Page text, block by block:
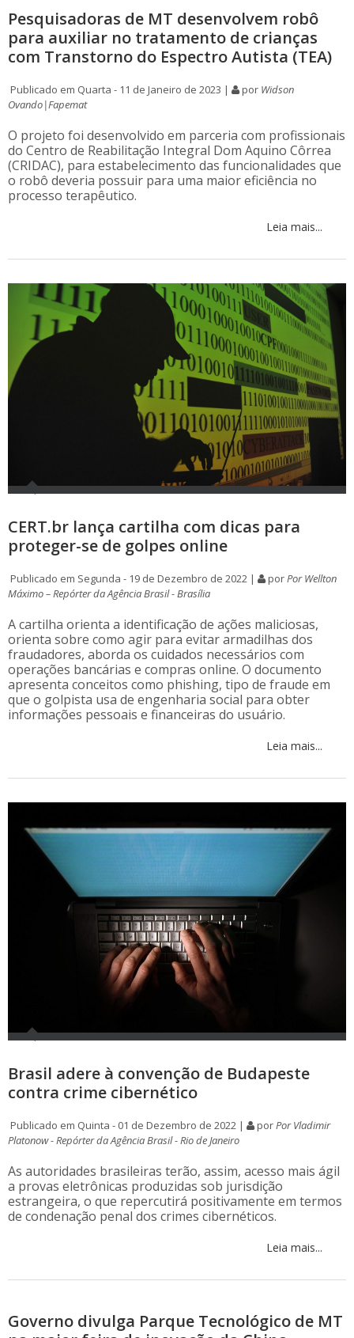
Pesquisadoras de MT desenvolvem robô
para auxiliar no tratamento de crianças
com Transtorno do Espectro Autista (TEA)
Publicado em Quarta - 11 de Janeiro de 2023 | por Widson
Ovando|Fapemat
O projeto foi desenvolvido em parceria com profissionais
do Centro de Reabilitação Integral Dom Aquino Côrrea
(CRIDAC), para estabelecimento das funcionalidades que
o robô deveria possuir para uma maior eficiência no
processo terapêutico.
Leia mais...
CERT.br lança cartilha com dicas para
proteger-se de golpes online
Publicado em Segunda - 19 de Dezembro de 2022 | porPor Wellton
Máximo – Repórter da Agência Brasil - Brasília
A cartilha orienta a identificação de ações maliciosas,
orienta sobre como agir para evitar armadilhas dos
fraudadores, aborda os cuidados necessários com
operações bancárias e compras online. O documento
apresenta conceitos como phishing, tipo de fraude em
que o golpista usa de engenharia social para obter
informações pessoais e financeiras do usuário.
Leia mais...
Brasil adere à convenção de Budapeste
contra crime cibernético
Publicado em Quinta - 01 de Dezembro de 2022 | porPor Vladimir
Platonow - Repórter da Agência Brasil - Rio de Janeiro
As autoridades brasileiras terão, assim, acesso mais ágil
a provas eletrônicas produzidas sob jurisdição
estrangeira, o que repercutirá positivamente em termos
de condenação penal dos crimes cibernéticos.
Leia mais...
Governo divulga Parque Tecnológico de MT